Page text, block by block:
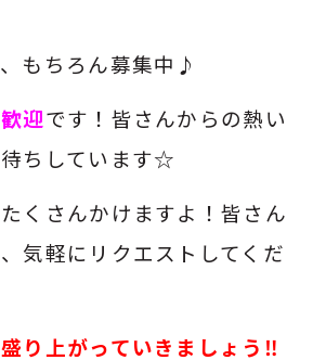
もちろん募集中♪
迎です！皆さんからの熱い
ちしています☆
くさんかけますよ！皆さん
気軽にリクエストしてくだ
り上がっていきましょう‼